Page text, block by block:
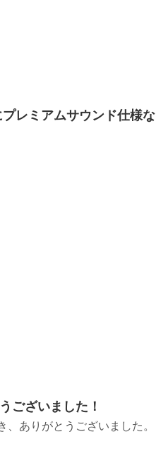
レミアムサウンド仕様な
ございました！
ありがとうございました。